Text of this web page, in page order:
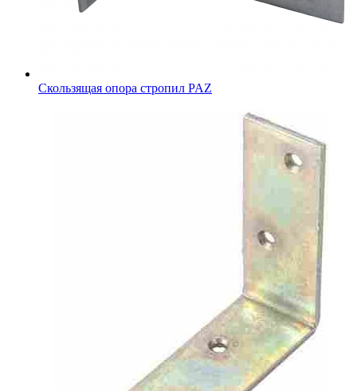
Скользящая опора стропил PAZ